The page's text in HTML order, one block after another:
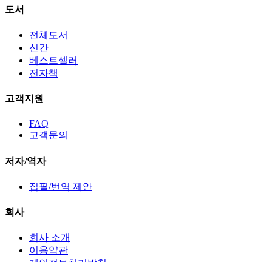
도서
전체도서
신간
베스트셀러
전자책
고객지원
FAQ
고객문의
저자/역자
집필/번역 제안
회사
회사 소개
이용약관